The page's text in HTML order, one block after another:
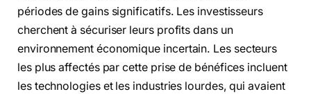
périodes de gains significatifs. Les investisseurs
cherchent à sécuriser leurs profits dans un
environnement économique incertain. Les secteurs
les plus affectés par cette prise de bénéfices incluent
les technologies et les industries lourdes, qui avaient